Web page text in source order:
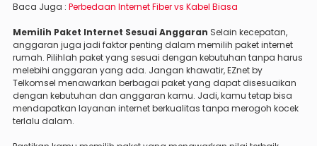
Baca Juga : Perbedaan Internet Fiber vs Kabel Biasa
Memilih Paket Internet Sesuai Anggaran Selain kecepatan,
anggaran juga jadi faktor penting dalam memilih paket internet
rumah. Pilihlah paket yang sesuai dengan kebutuhan tanpa harus
melebihi anggaran yang ada. Jangan khawatir, EZnet by
Telkomsel menawarkan berbagai paket yang dapat disesuaikan
dengan kebutuhan dan anggaran kamu. Jadi, kamu tetap bisa
mendapatkan layanan internet berkualitas tanpa merogoh kocek
terlalu dalam.